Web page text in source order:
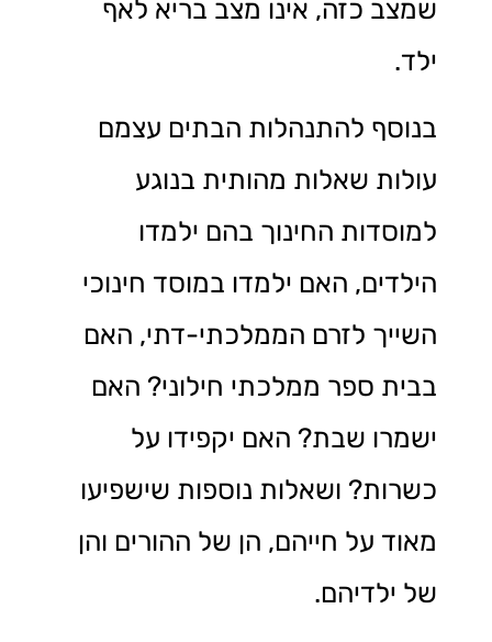
שמצב כזה, אינו מצב בריא לאף
ילד.
בנוסף להתנהלות הבתים עצמם
עולות שאלות מהותית בנוגע
למוסדות החינוך בהם ילמדו
הילדים, האם ילמדו במוסד חינוכי
השייך לזרם הממלכתי-דתי, האם
בבית ספר ממלכתי חילוני? האם
ישמרו שבת? האם יקפידו על
כשרות? ושאלות נוספות שישפיעו
מאוד על חייהם, הן של ההורים והן
של ילדיהם.